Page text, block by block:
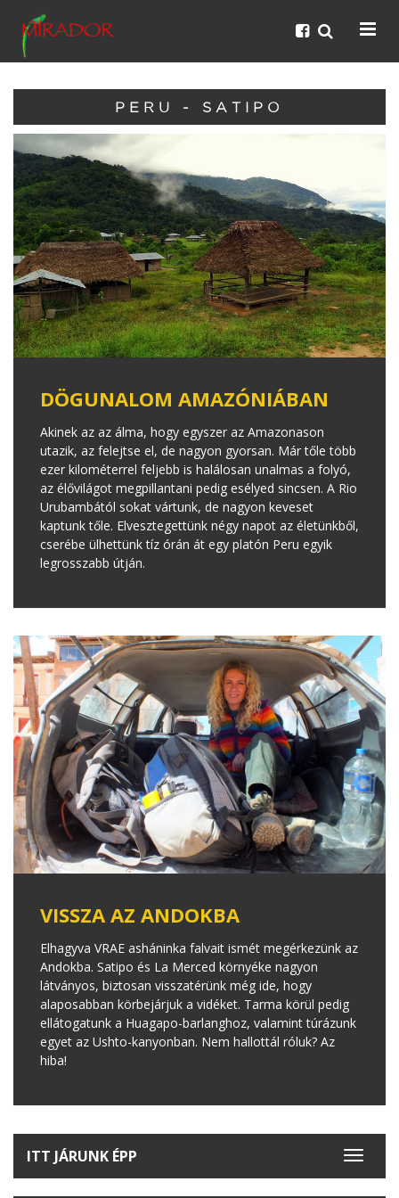
PERU - SATIPO
DÖGUNALOM AMAZÓNIÁBAN
Akinek az az álma, hogy egyszer az Amazonason
utazik, az felejtse el, de nagyon gyorsan. Már tőle több
ezer kilométerrel feljebb is halálosan unalmas a folyó,
az élővilágot megpillantani pedig esélyed sincsen. A Rio
Urubambától sokat vártunk, de nagyon keveset
kaptunk tőle. Elvesztegettünk négy napot az életünkből,
cserébe ülhettünk tíz órán át egy platón Peru egyik
legrosszabb útján.
VISSZA AZ ANDOKBA
Elhagyva VRAE asháninka falvait ismét megérkezünk az
Andokba. Satipo és La Merced környéke nagyon
látványos, biztosan visszatérünk még ide, hogy
alaposabban körbejárjuk a vidéket. Tarma körül pedig
ellátogatunk a Huagapo-barlanghoz, valamint túrázunk
egyet az Ushto-kanyonban. Nem hallottál róluk? Az
hiba!
Toggle
ITT JÁRUNK ÉPP